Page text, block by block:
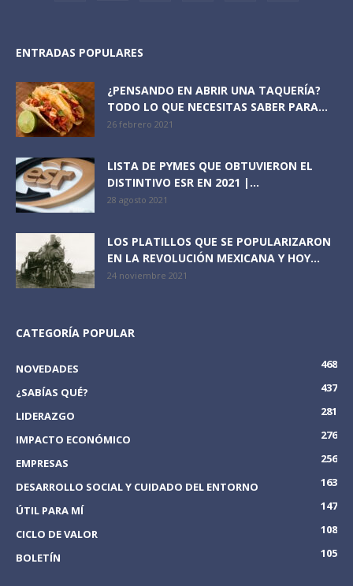
ENTRADAS POPULARES
¿PENSANDO EN ABRIR UNA TAQUERÍA?
TODO LO QUE NECESITAS SABER PARA...
26 febrero 2021
LISTA DE PYMES QUE OBTUVIERON EL
DISTINTIVO ESR EN 2021 |...
28 agosto 2021
LOS PLATILLOS QUE SE POPULARIZARON
EN LA REVOLUCIÓN MEXICANA Y HOY...
24 noviembre 2021
CATEGORÍA POPULAR
NOVEDADES
468
¿SABÍAS QUÉ?
437
LIDERAZGO
281
IMPACTO ECONÓMICO
276
EMPRESAS
256
DESARROLLO SOCIAL Y CUIDADO DEL ENTORNO
163
ÚTIL PARA MÍ
147
CICLO DE VALOR
108
BOLETÍN
105